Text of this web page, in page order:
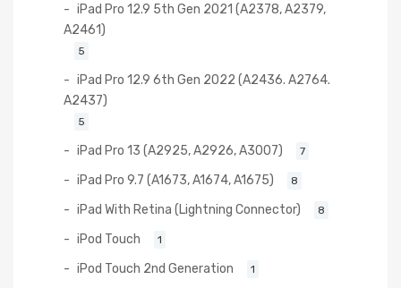
iPad Pro 12.9 5th Gen 2021 (A2378, A2379,
A2461)
5
iPad Pro 12.9 6th Gen 2022 (A2436. A2764.
A2437)
5
iPad Pro 13 (A2925, A2926, A3007) 7
iPad Pro 9.7 (A1673, A1674, A1675) 8
iPad With Retina (Lightning Connector) 8
iPod Touch 1
iPod Touch 2nd Generation 1